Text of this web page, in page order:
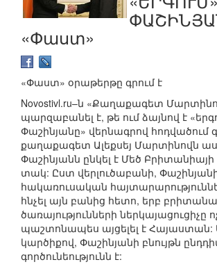
«Փաստ»
«Փաստ» օրաթերթը գրում է
Novostivl.ru–ն «Քաղաքագետ
պարզաբանել է, թե ում ձայնով է
Փաշինյանը» վերնագրով հոդվածում
քաղաքագետ Ալեքսեյ Մարտինովն
Փաշինյանն ընկել է Մեծ
տակ: Ըստ վերլուծաբանի, Փաշինյանի
հակառուսական
հնչել այն բանից հետո, երբ
ծառայությունների ներկայացուցիչը
պաշտոնապես այցելել է
կարծիքով, Փաշինյանի բնույթն
գործունեությունն է: